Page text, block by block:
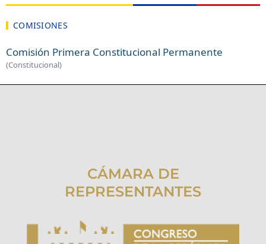
COMISIONES
Comisión Primera Constitucional Permanente
(Constitucional)
CÁMARA DE
REPRESENTANTES